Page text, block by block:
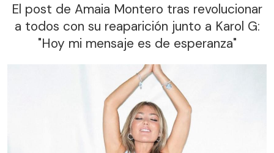
El post de Amaia Montero tras revolucionar
a todos con su reaparición junto a Karol G:
"Hoy mi mensaje es de esperanza"